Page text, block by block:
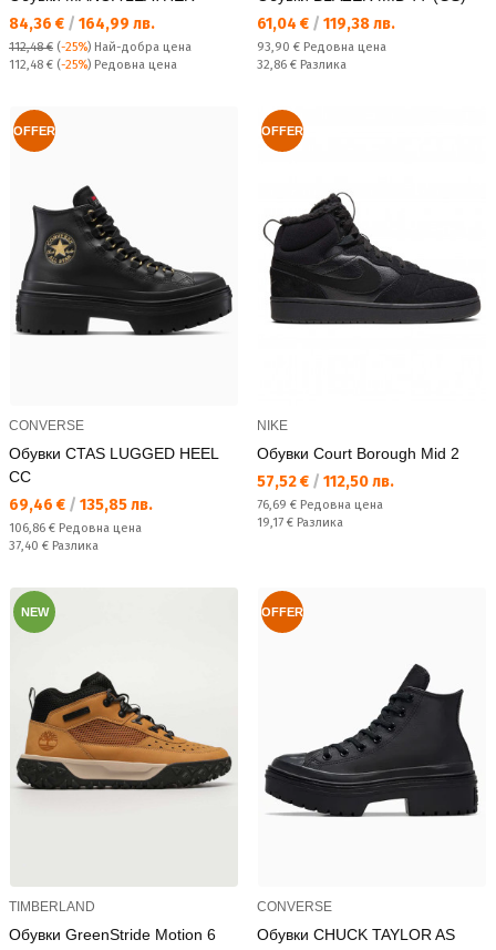
Текуща цена:
84,36 € / 164,99 лв.
112,48 € (-25%) Най-добра цена
Редовна цена:
112,48 € (-25%) Редовна цена
Текуща цена:
61,04 € / 119,38 лв.
Редовна цена:
93,90 € Редовна цена
Спестявате:
32,86 € Разлика
OFFER
CONVERSE
Обувки CTAS LUGGED HEEL
CC
Текуща цена:
69,46 € / 135,85 лв.
Редовна цена:
106,86 € Редовна цена
Спестявате:
37,40 € Разлика
OFFER
NIKE
Обувки Court Borough Mid 2
Текуща цена:
57,52 € / 112,50 лв.
Редовна цена:
76,69 € Редовна цена
Спестявате:
19,17 € Разлика
NEW
TIMBERLAND
Обувки GreenStride Motion 6
OFFER
CONVERSE
Обувки CHUCK TAYLOR AS